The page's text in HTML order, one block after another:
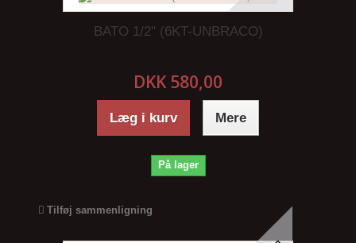
BATO 1/2" (6KT-UNBRACO)
DKK 580,00
Læg i kurv Mere
På lager
Tilføj sammenligning